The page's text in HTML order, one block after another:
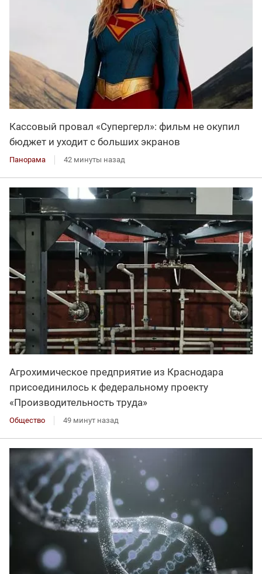
Кассовый провал «Супергерл»: фильм не окупил
бюджет и уходит с больших экранов
Панорама 42 минуты назад
Агрохимическое предприятие из Краснодара
присоединилось к федеральному проекту
«Производительность труда»
Общество 49 минут назад